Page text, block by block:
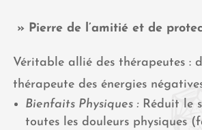
» Pierre de l’amitié et de
Véritable allié des thérapeutes :
thérapeute des énergies
Bienfaits Physiques : Réduit le
toutes les douleurs physiques